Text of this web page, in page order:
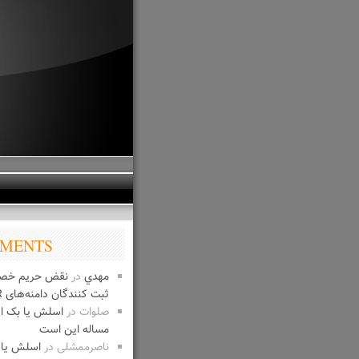
مهدي درنقض حریم
ثبت کنندگان دامنه‌های IR
صلوات دراسلش یا بک
مساله این است
ناصرممشلی دراسلش